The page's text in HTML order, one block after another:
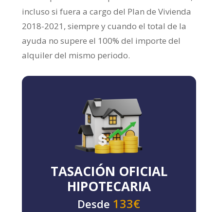
incluso si fuera a cargo del Plan de Vivienda
2018-2021, siempre y cuando el total de la
ayuda no supere el 100% del importe del
alquiler del mismo periodo.
TASACIÓN OFICIAL
HIPOTECARIA
Desde 133€